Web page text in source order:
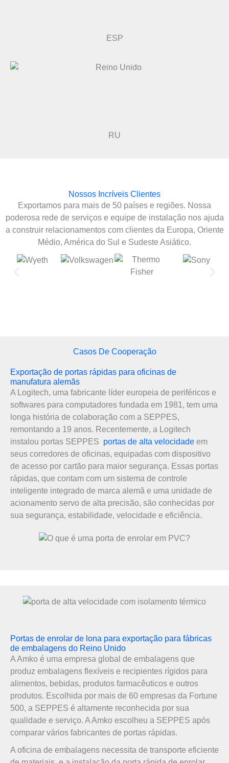
ESP
RU
Nossos Incríveis Clientes
Exportamos para mais de 50 países e regiões. Nossa
poderosa rede de serviços e equipe de instalação nos ajuda
a construir relacionamentos com clientes da Europa, Oriente
Médio, América do Sul e Sudeste Asiático.
Casos De Cooperação
Exportação de portas rápidas para oficinas de
manufatura alemãs
A Logitech, uma fabricante líder europeia de periféricos e
softwares para computadores fundada em 1981, tem uma
longa história de colaboração com a SEPPES,
remontando a 19 anos. Recentemente, a Logitech
instalou portas SEPPES portas de alta velocidade em
seus corredores de oficinas, equipadas com dispositivo
de acesso por cartão para maior segurança. Essas portas
rápidas, que contam com um sistema de controle
inteligente integrado de marca alemã e uma unidade de
acionamento servo de alta precisão, são conhecidas por
sua segurança, estabilidade, velocidade e eficiência.
Portas de enrolar de lona para exportação para fábricas
de embalagens do Reino Unido
A Amko é uma empresa global de embalagens que
produz embalagens flexíveis e recipientes rígidos para
alimentos, bebidas, produtos farmacêuticos e outros
produtos. Escolhida por mais de 60 empresas da Fortune
500, a SEPPES é altamente reconhecida por sua
qualidade e serviço. A Amko escolheu a SEPPES após
comparar vários fabricantes de portas rápidas.
A oficina de embalagens necessita de transporte eficiente